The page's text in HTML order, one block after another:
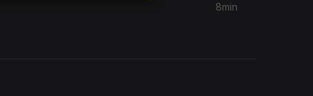
8min